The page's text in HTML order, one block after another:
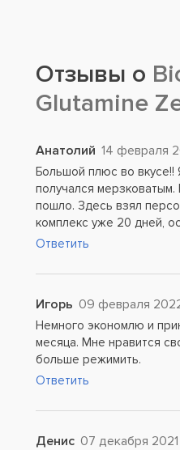
Отзывы о
Glutamine
Анатолий 14 февраля
Большой плюс во вкусе!!
получался
пошло. Здесь взял
комплекс уже 20 дней,
Ответить
Игорь 09 февраля
Немного экономлю и
месяца. Мне нравится
больше режимить.
Ответить
Денис 07 декабря 2021